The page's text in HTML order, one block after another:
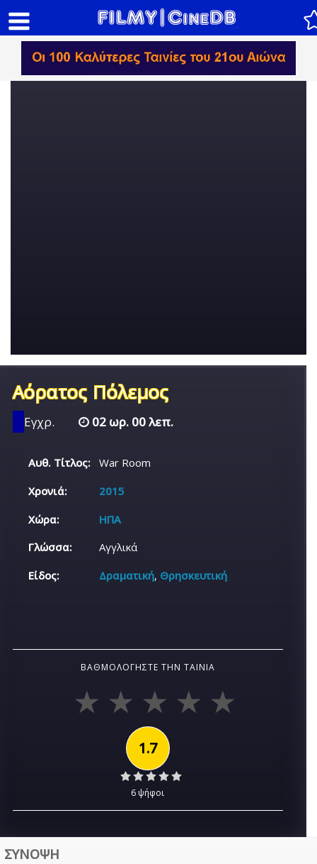
Αόρατος Πόλεμος
Εγχρ. 02 ωρ. 00 λεπ.
Αυθ. Τίτλος:
War Room
Χρονιά:
2015
Χώρα:
ΗΠΑ
Γλώσσα:
Αγγλικά
Είδος:
Δραματική, Θρησκευτική
ΒΑΘΜΟΛΟΓΉΣΤΕ ΤΗΝ ΤΑΙΝΊΑ
1.7
6 ψήφοι
ΣΥΝΟΨΗ